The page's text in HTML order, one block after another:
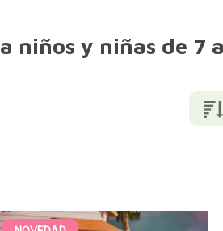
niños y niñas de 7